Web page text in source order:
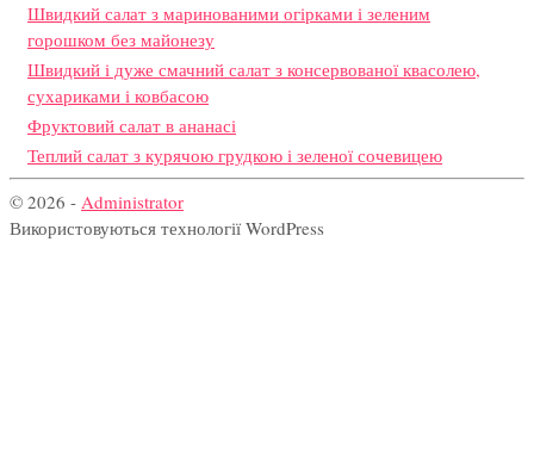
Швидкий салат з маринованими огірками і зеленим
горошком без майонезу
Швидкий і дуже смачний салат з консервованої квасолею,
сухариками і ковбасою
Фруктовий салат в ананасі
Теплий салат з курячою грудкою і зеленої сочевицею
© 2026 - Administrator
Використовуються технології WordPress